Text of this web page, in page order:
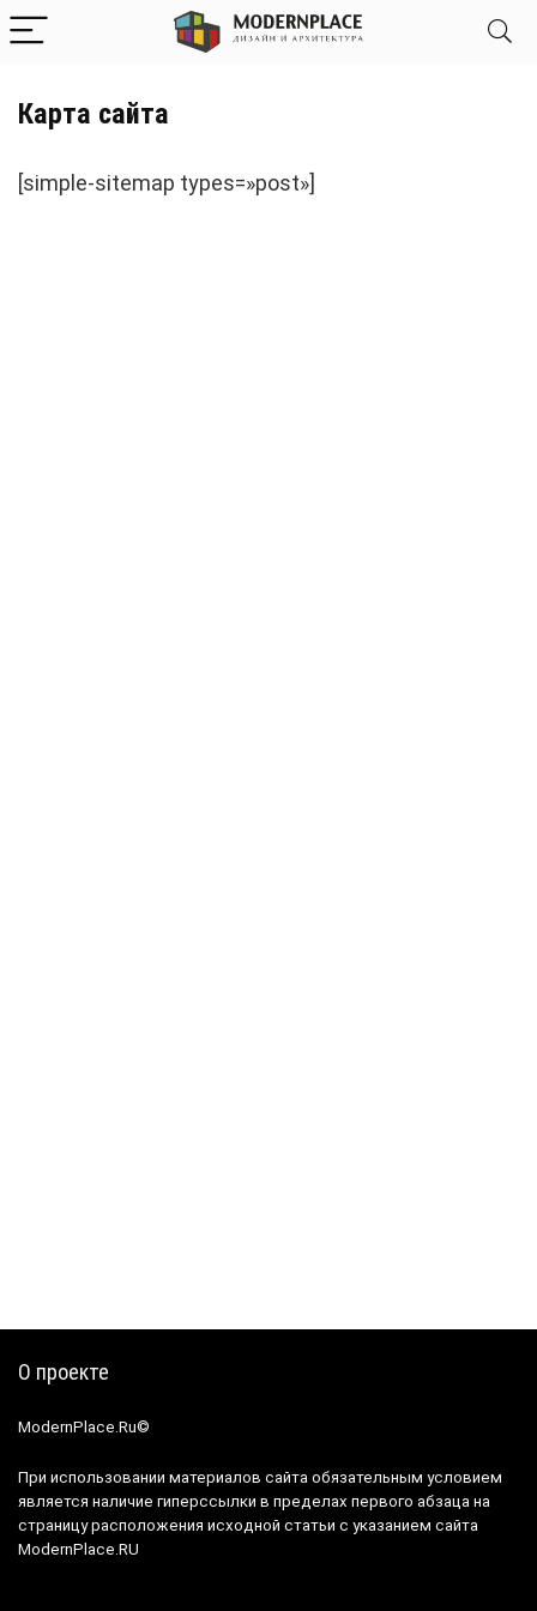
Карта сайта
[simple-sitemap types=»post»]
О проекте
ModernPlace.Ru©
При использовании материалов сайта обязательным условием
является наличие гиперссылки в пределах первого абзаца на
страницу расположения исходной статьи с указанием сайта
ModernPlace.RU